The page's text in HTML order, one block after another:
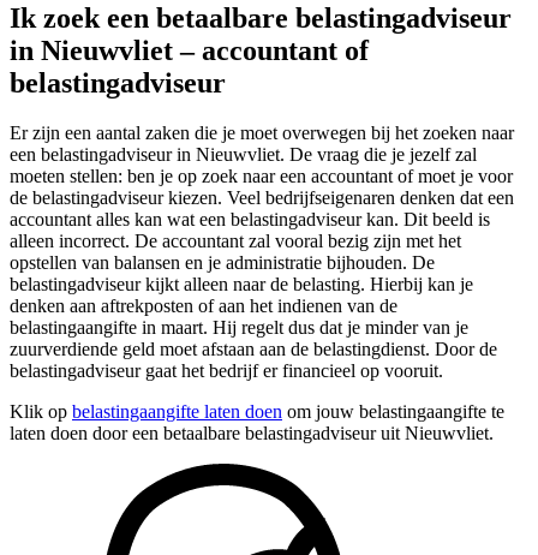
Ik zoek een betaalbare belastingadviseur
in Nieuwvliet – accountant of
belastingadviseur
Er zijn een aantal zaken die je moet overwegen bij het zoeken naar
een belastingadviseur in Nieuwvliet. De vraag die je jezelf zal
moeten stellen: ben je op zoek naar een accountant of moet je voor
de belastingadviseur kiezen. Veel bedrijfseigenaren denken dat een
accountant alles kan wat een belastingadviseur kan. Dit beeld is
alleen incorrect. De accountant zal vooral bezig zijn met het
opstellen van balansen en je administratie bijhouden. De
belastingadviseur kijkt alleen naar de belasting. Hierbij kan je
denken aan aftrekposten of aan het indienen van de
belastingaangifte in maart. Hij regelt dus dat je minder van je
zuurverdiende geld moet afstaan aan de belastingdienst. Door de
belastingadviseur gaat het bedrijf er financieel op vooruit.
Klik op belastingaangifte laten doen om jouw belastingaangifte te
laten doen door een betaalbare belastingadviseur uit Nieuwvliet.